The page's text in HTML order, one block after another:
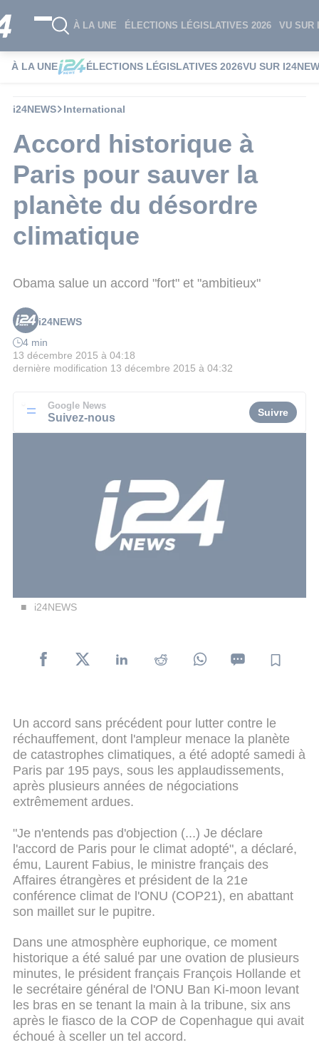
À LA UNE ÉLECTIONS LÉGISLATIVES 2026 VU SUR
À LA UNE ÉLECTIONS LÉGISLATIVES 2026VU SUR
i24NEWS International
Accord historique à
Paris pour sauver la
planète du désordre
climatique
Obama salue un accord "fort" et "ambitieux"
i24NEWS
4 min
13 décembre 2015 à 04:18
dernière modification 13 décembre 2015 à 04:32
Google News
Suivez-nous Suivre
i24NEWS
Un accord sans précédent pour lutter contre le
réchauffement, dont l'ampleur menace la planète
de catastrophes climatiques, a été adopté samedi à
Paris par 195 pays, sous les applaudissements,
après plusieurs années de négociations
extrêmement ardues.
"Je n'entends pas d'objection (...) Je déclare
l'accord de Paris pour le climat adopté", a déclaré,
ému, Laurent Fabius, le ministre français des
Affaires étrangères et président de la 21e
conférence climat de l'ONU (COP21), en abattant
son maillet sur le pupitre.
Dans une atmosphère euphorique, ce moment
historique a été salué par une ovation de plusieurs
minutes, le président français François Hollande et
le secrétaire général de l'ONU Ban Ki-moon levant
les bras en se tenant la main à la tribune, six ans
après le fiasco de la COP de Copenhague qui avait
échoué à sceller un tel accord.